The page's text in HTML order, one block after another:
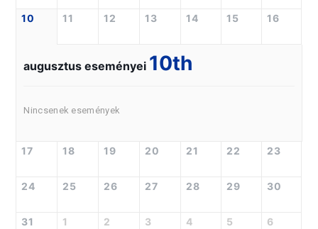
10 11 12 13 14 15 16
augusztus eseményei 10th
Nincsenek események
17 18 19 20 21 22 23
24 25 26 27 28 29 30
31 1 2 3 4 5 6